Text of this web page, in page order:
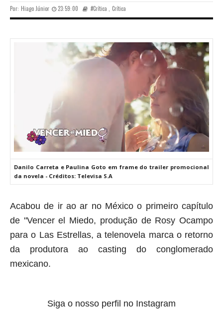
Por: Hiago Júnior 23:59:00 #Crítica ,Crítica
Danilo Carreta e Paulina Goto em frame do trailer promocional
da novela - Créditos: Televisa S.A
Acabou de ir ao ar no México o primeiro capítulo
de "Vencer el Miedo, produção de Rosy Ocampo
para o Las Estrellas, a telenovela marca o retorno
da produtora ao casting do conglomerado
mexicano.
Siga o nosso perfil no Instagram